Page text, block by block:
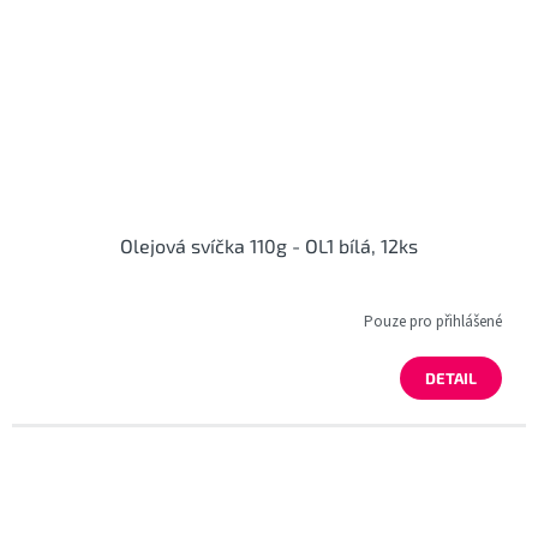
Olejová svíčka 110g - OL1 bílá, 12ks
Pouze pro přihlášené
DETAIL